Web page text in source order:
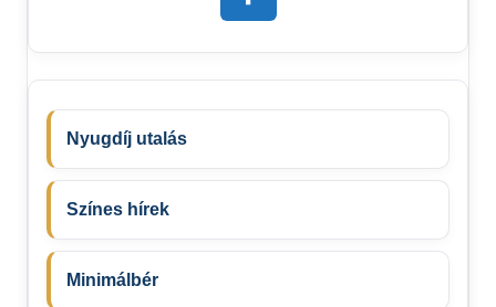
Nyugdíj utalás
Színes hírek
Minimálbér